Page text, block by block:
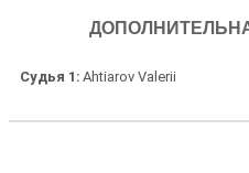
Судья 1 Ahtiarov Valerii